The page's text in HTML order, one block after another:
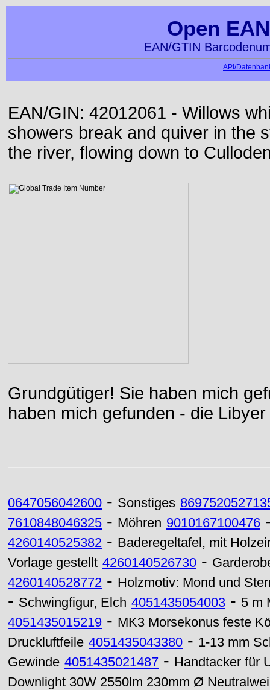
Open
EAN/GTIN
API/
EAN/GIN: 42012061 - Willows
showers break and quiver in the
the river, flowing down to
Grundgütiger! Sie haben mich
haben mich gefunden - die
0647056042600 - Sonstiges
7610848046325 - Möhren 9010167100476
4260140525382 - Baderegeltafel, mit
Vorlage gestellt 4260140526730 -
4260140528772 - Holzmotiv: Mond und
- Schwingfigur, Elch 4051435054003 - 5 m
4051435015219 - MK3 Morsekonus feste
Druckluftfeile 4051435043380 - 1-13 mm
Gewinde 4051435021487 - Handtacker für
Downlight 30W 2550lm 230mm Ø